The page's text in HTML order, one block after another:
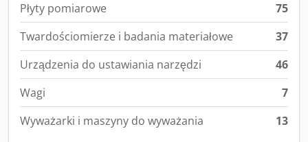
Płyty pomiarowe
75
Twardościomierze i badania materiałowe
37
Urządzenia do ustawiania narzędzi
46
Wagi
7
Wyważarki i maszyny do wyważania
13